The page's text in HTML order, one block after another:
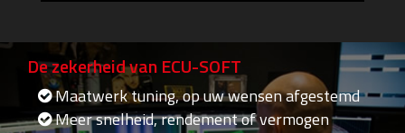
De zekerheid van ECU-SOFT
Maatwerk tuning, op uw wensen afgestemd
Meer snelheid, rendement of vermogen